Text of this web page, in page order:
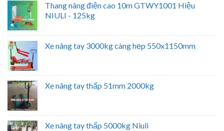
Thang nâng điện cao 10m GTWY1001 Hiệu
NIULI - 125kg
Xe nâng tay 3000kg càng hẹp 550x1150mm
Xe nâng tay thấp 51mm 2000kg
Xe nâng tay thấp 5000kg Niuli